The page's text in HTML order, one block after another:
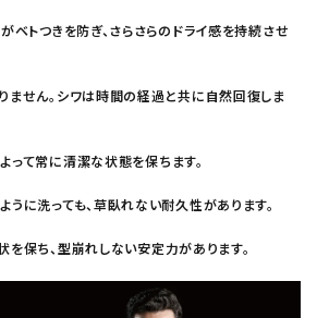
ベトつきを防ぎ、さらさらのドライ感を持続させ
せん。シワは時間の経過と共に自然回復しま
て常に清潔な状態を保ちます。
に洗っても、草臥れない耐久性があります。
保ち、型崩れしない安定力があります。